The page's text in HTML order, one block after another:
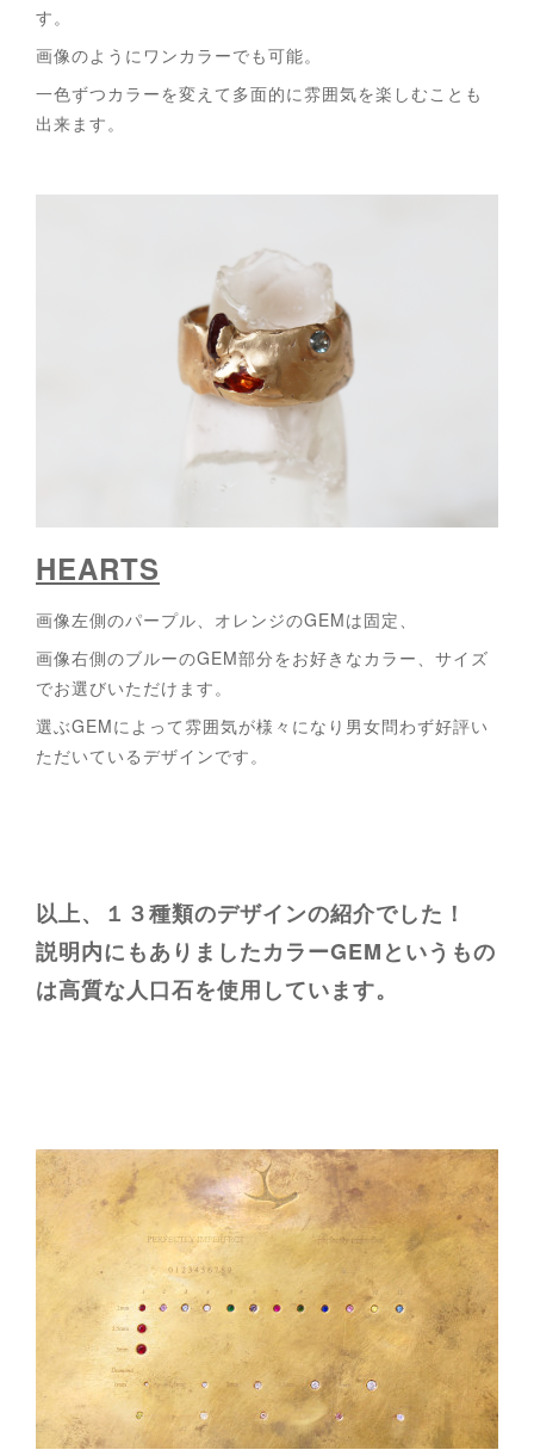
す。
画像のようにワンカラーでも可能。
一色ずつカラーを変えて多面的に雰囲気を楽しむことも
出来ます。
HEARTS
画像左側のパープル、オレンジのGEMは固定、
画像右側のブルーのGEM部分をお好きなカラー、サイズ
でお選びいただけます。
選ぶGEMによって雰囲気が様々になり男女問わず好評い
ただいているデザインです。
以上、１３種類のデザインの紹介でした！
説明内にもありましたカラーGEMというもの
は高質な人口石を使用しています。